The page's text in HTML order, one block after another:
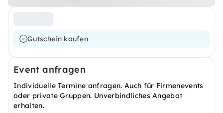
Gutschein kaufen
Event anfragen
Individuelle Termine anfragen. Auch für Firmenevents
oder private Gruppen. Unverbindliches Angebot
erhalten.